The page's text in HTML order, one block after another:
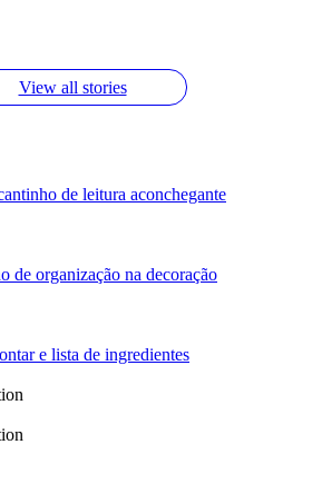
View all stories
de leitura aconchegante
de organização na decoração
e lista de ingredientes